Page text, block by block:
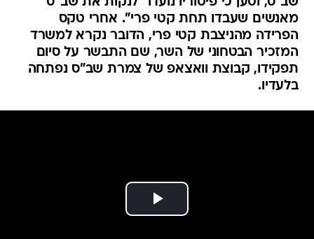
מאנשים שעבדו תחת קטי פרי". אחרי טקס
הפרידה מהניצבת קטי פרי, הדובר נקרא למשרד
המזכיר הבטחוני של השר, שם התבשר על סיום
תפקידו, קבוצת וואצאפ של צמרת שב"ס נפתחה
בלעדיו.